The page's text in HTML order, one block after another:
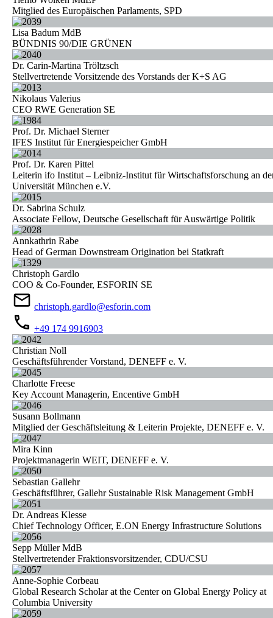
Mitglied des Europäischen Parlaments, SPD
Lisa Badum MdB
BÜNDNIS 90/DIE GRÜNEN
Dr. Carin-Martina Tröltzsch
Stellvertretende Vorsitzende des Vorstands der K+S AG
Nikolaus Valerius
CEO RWE Generation SE
Prof. Dr. Michael Sterner
IFES Institut für Energiespeicher GmbH
Prof. Dr. Karen Pittel
Leiterin ifo Institut – Leibniz-Institut für Wirtschaftsforschung an
Universität München e.V.
Dr. Sabrina Schulz
Associate Fellow, Deutsche Gesellschaft für Auswärtige Politik
Annkathrin Rabe
Head of German Downstream Origination bei Statkraft
Christoph Gardlo
COO & Co-Founder, ESFORIN SE
christoph.gardlo@esforin.com
+49 174 9916903
Christian Noll
Geschäftsführender Vorstand, DENEFF e. V.
Charlotte Freese
Key Account Managerin, Encentive GmbH
Susann Bollmann
Mitglied der Geschäftsleitung & Leiterin Projekte, DENEFF e. V.
Mira Kinn
Projektmanagerin WEIT, DENEFF e. V.
Sebastian Gallehr
Geschäftsführer, Gallehr Sustainable Risk Management GmbH
Dr. Andreas Klesse
Chief Technology Officer, E.ON Energy Infrastructure Solutions
Sepp Müller MdB
Stellvertretender Fraktionsvorsitzender, CDU/CSU
Anne-Sophie Corbeau
Global Research Scholar at the Center on Global Energy Policy at
Columbia University